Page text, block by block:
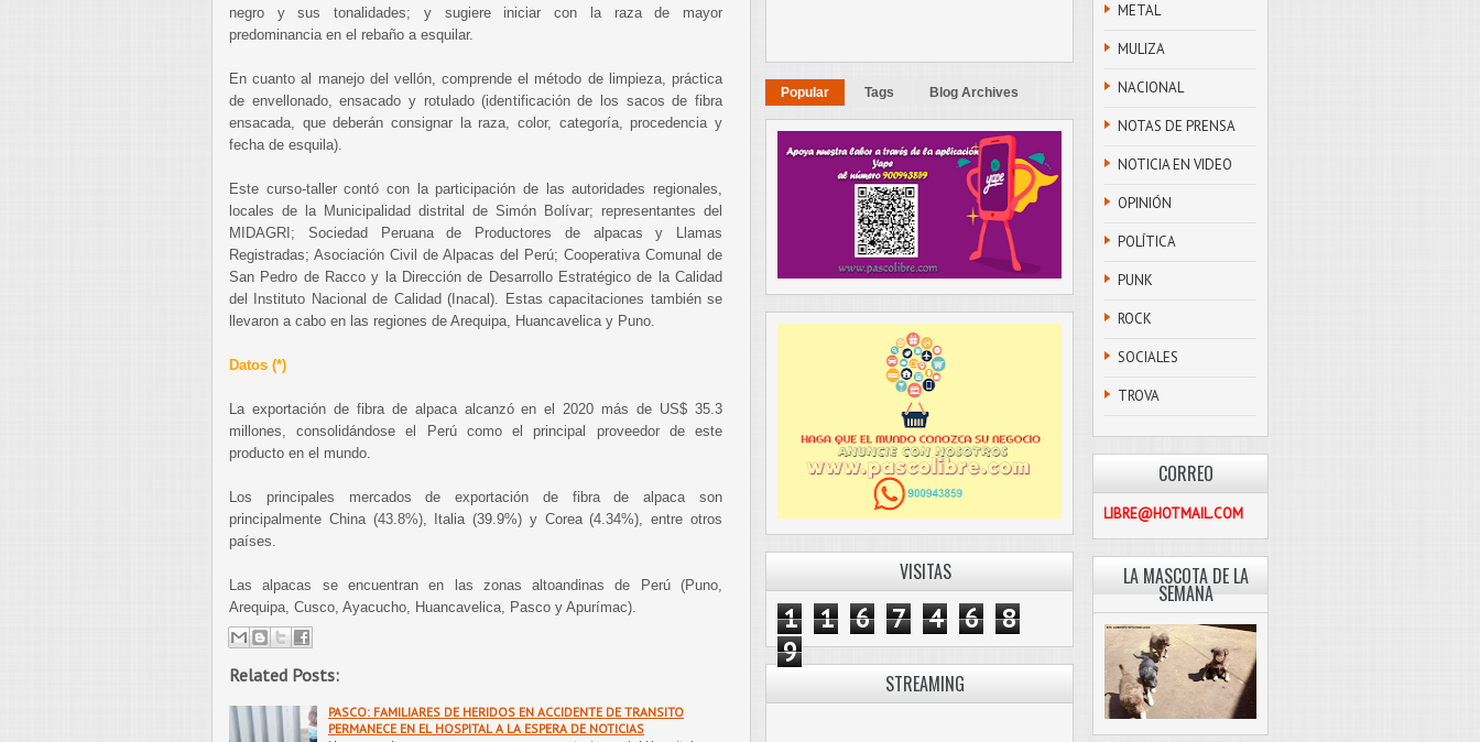
negro y sus tonalidades; y sugiere iniciar con la raza de mayor
predominancia en el rebaño a esquilar.
En cuanto al manejo del vellón, comprende el método de limpieza, práctica
de envellonado, ensacado y rotulado (identificación de los sacos de fibra
ensacada, que deberán consignar la raza, color, categoría, procedencia y
fecha de esquila).
Este curso-taller contó con la participación de las autoridades regionales,
locales de la Municipalidad distrital de Simón Bolívar; representantes del
MIDAGRI; Sociedad Peruana de Productores de alpacas y Llamas
Registradas; Asociación Civil de Alpacas del Perú; Cooperativa Comunal de
San Pedro de Racco y la Dirección de Desarrollo Estratégico de la Calidad
del Instituto Nacional de Calidad (Inacal). Estas capacitaciones también se
llevaron a cabo en las regiones de Arequipa, Huancavelica y Puno.
Datos (*)
La exportación de fibra de alpaca alcanzó en el 2020 más de US$ 35.3
millones, consolidándose el Perú como el principal proveedor de este
producto en el mundo.
Los principales mercados de exportación de fibra de alpaca son
principalmente China (43.8%), Italia (39.9%) y Corea (4.34%), entre otros
países.
Las alpacas se encuentran en las zonas altoandinas de Perú (Puno,
Arequipa, Cusco, Ayacucho, Huancavelica, Pasco y Apurímac).
Related Posts:
PASCO: FAMILIARES DE HERIDOS EN ACCIDENTE DE TRANSITO
PERMANECE EN EL HOSPITAL A LA ESPERA DE NOTICIAS
Popular Tags Blog Archives
VISITAS
1 1 6 7 4 6
8
9
STREAMING
METAL
MULIZA
NACIONAL
NOTAS DE PRENSA
NOTICIA EN VIDEO
OPINIÓN
POLÍTICA
PUNK
ROCK
SOCIALES
TROVA
CORREO
PASCOLIBRE@HOTMAIL.COM
LA MASCOTA DE LA
SEMANA